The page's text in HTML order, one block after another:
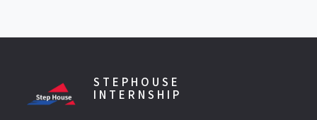
STEPHOUSE
INTERNSHIP